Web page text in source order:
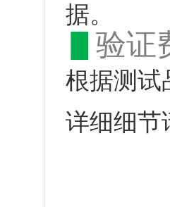
据。
验证
根据测试
详细细节